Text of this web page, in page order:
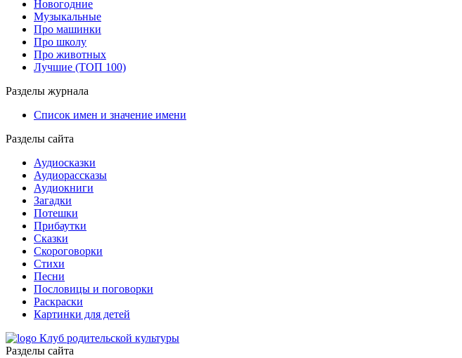
Новогодние
Музыкальные
Про машинки
Про школу
Про животных
Лучшие (ТОП 100)
Разделы журнала
Список имен и значение имени
Разделы сайта
Аудиосказки
Аудиорассказы
Аудиокниги
Загадки
Потешки
Прибаутки
Сказки
Скороговорки
Стихи
Песни
Пословицы и поговорки
Раскраски
Картинки для детей
Клуб родительской культуры
Разделы сайта